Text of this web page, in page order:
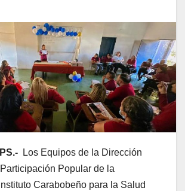
Los Equipos de la Dirección
Popular de la
Carabobeño para la Salud